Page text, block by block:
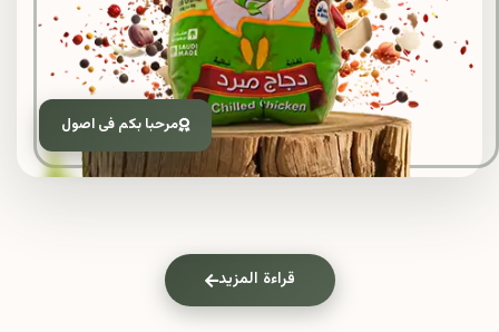
مرحبا بكم فى اصول
قراءة المزيد